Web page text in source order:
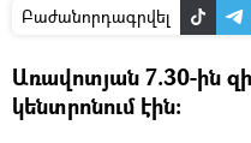
Բաժանորդագրվել
Առավոտյան 7.30-ին
կենտրոնում էին։